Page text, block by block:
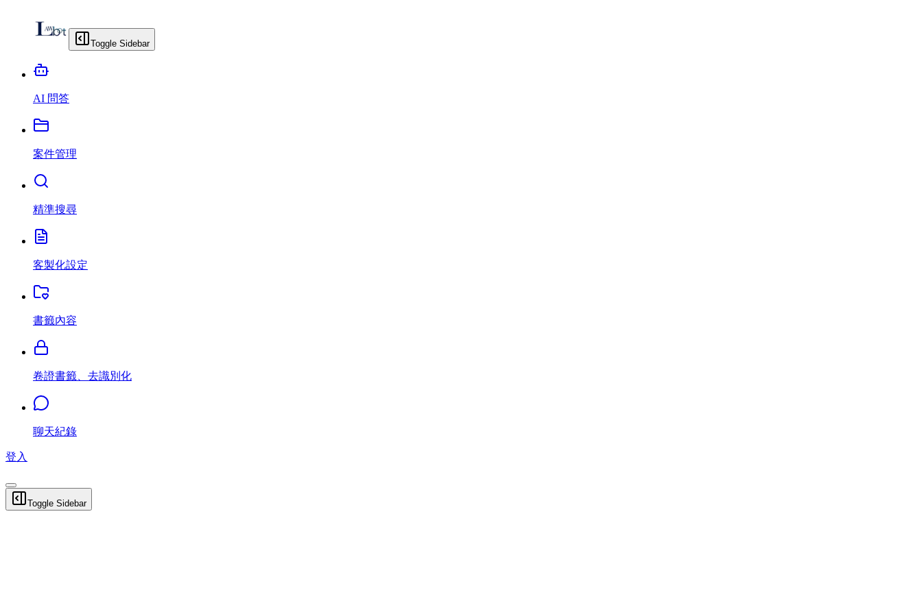
Toggle Sidebar
AI 問答
案件管理
精準搜尋
客製化設定
書籤內容
卷證書籤、去識別化
聊天紀錄
登入
Toggle Sidebar